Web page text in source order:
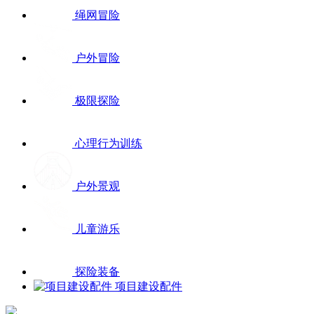
绳网冒险
户外冒险
极限探险
心理行为训练
户外景观
儿童游乐
探险装备
项目建设配件